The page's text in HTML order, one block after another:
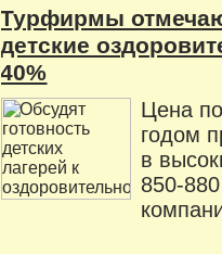
Турфирмы
детские
40%
Цена
годом
в
850-